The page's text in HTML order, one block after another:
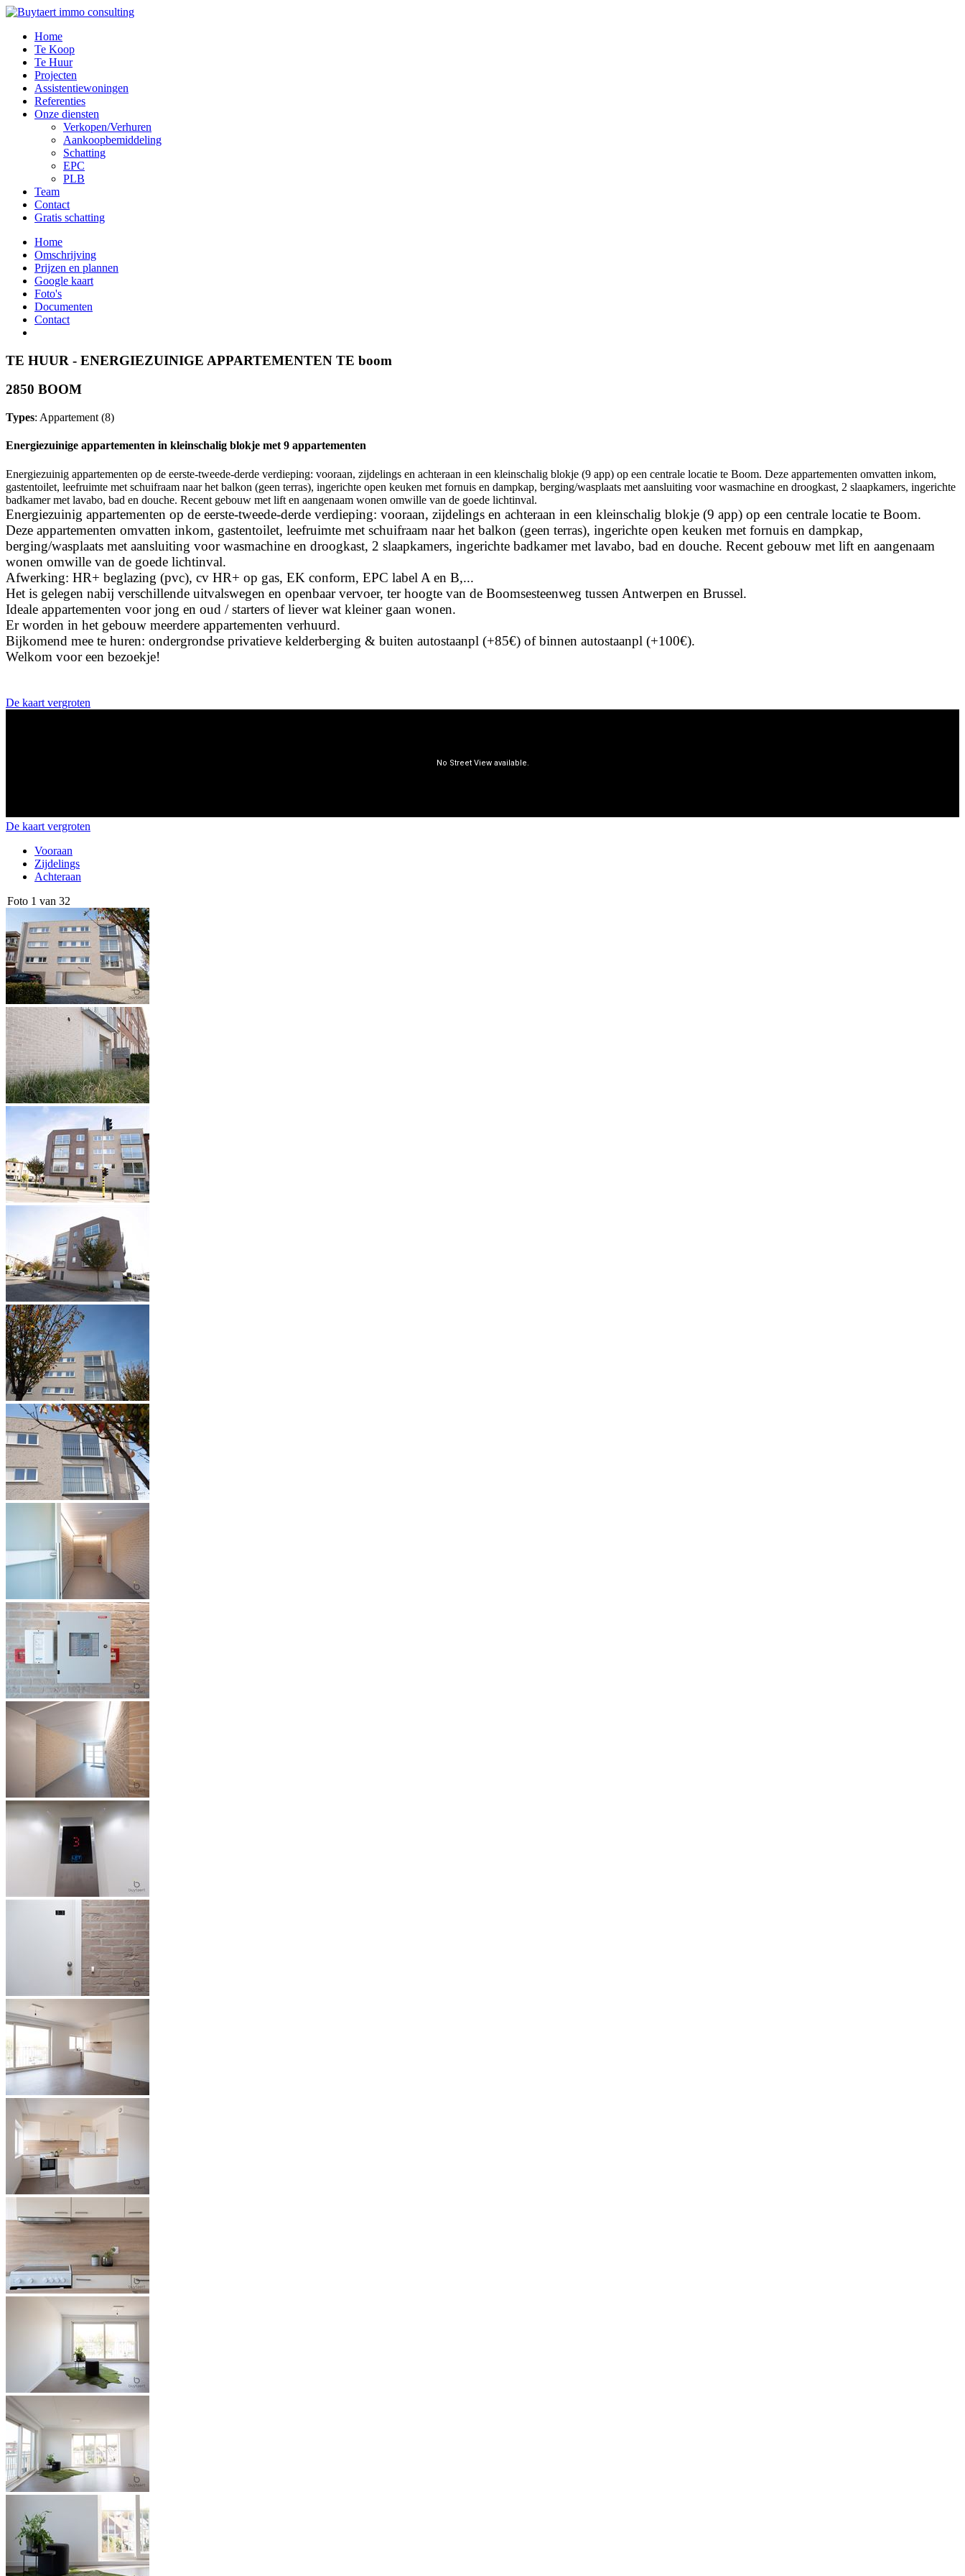
Home
Te Koop
Te Huur
Projecten
Assistentiewoningen
Referenties
Onze diensten
Verkopen/Verhuren
Aankoopbemiddeling
Schatting
EPC
PLB
Team
Contact
Gratis schatting
Home
Omschrijving
Prijzen en plannen
Google kaart
Foto's
Documenten
Contact
TE HUUR - ENERGIEZUINIGE APPARTEMENTEN TE boom
2850 BOOM
Types: Appartement (8)
Energiezuinige appartementen in kleinschalig blokje met 9 appartementen
Energiezuinig appartementen op de eerste-tweede-derde verdieping: vooraan, zijdelings en achteraan in een kleinschalig blokje (9 app) op een centrale locatie te Boom. Deze appartementen omvatten inkom,
gastentoilet, leefruimte met schuifraam naar het balkon (geen terras), ingerichte open keuken met fornuis en dampkap, berging/wasplaats met aansluiting voor wasmachine en droogkast, 2 slaapkamers, ingerichte
badkamer met lavabo, bad en douche. Recent gebouw met lift en aangenaam wonen omwille van de goede lichtinval.
Energiezuinig appartementen op de eerste-tweede-derde verdieping: vooraan, zijdelings en achteraan in een kleinschalig blokje (9 app) op een centrale locatie te Boom.
Deze appartementen omvatten inkom, gastentoilet, leefruimte met schuifraam naar het balkon (geen terras), ingerichte open keuken met fornuis en dampkap,
berging/wasplaats met aansluiting voor wasmachine en droogkast, 2 slaapkamers, ingerichte badkamer met lavabo, bad en douche. Recent gebouw met lift en aangenaam
wonen omwille van de goede lichtinval.
Afwerking: HR+ beglazing (pvc), cv HR+ op gas, EK conform, EPC label A en B,...
Het is gelegen nabij verschillende uitvalswegen en openbaar vervoer, ter hoogte van de Boomsesteenweg tussen Antwerpen en Brussel.
Ideale appartementen voor jong en oud / starters of liever wat kleiner gaan wonen.
Er worden in het gebouw meerdere appartementen verhuurd.
Bijkomend mee te huren: ondergrondse privatieve kelderberging & buiten autostaanpl (+85€) of binnen autostaanpl (+100€).
Welkom voor een bezoekje!
De kaart vergroten
De kaart vergroten
Vooraan
Zijdelings
Achteraan
Foto 1 van 32